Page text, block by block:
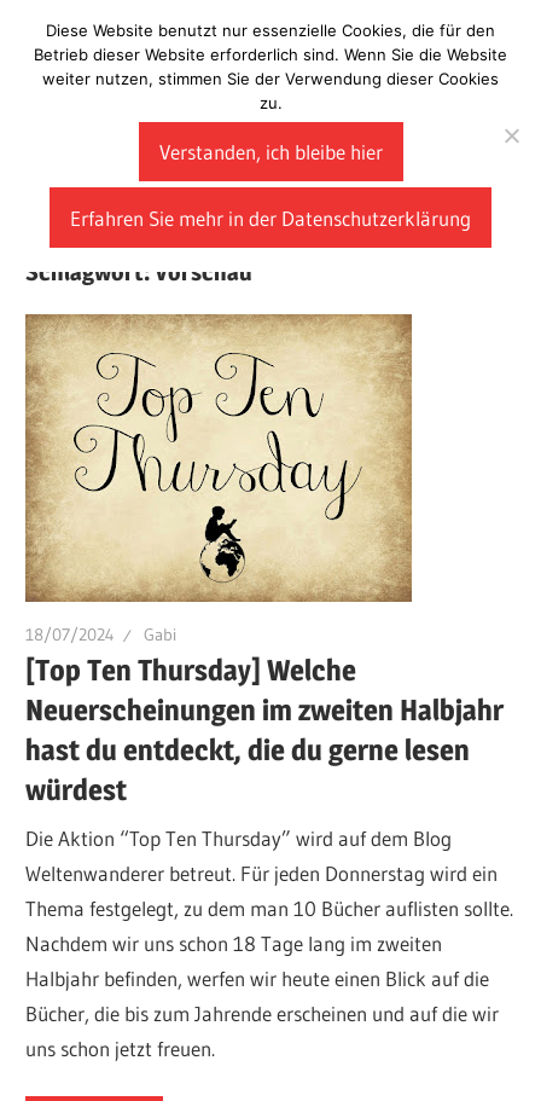
Inhalt
springen
Laberladen
Schlagwort: Vorschau
18/07/2024 Gabi
[Top Ten Thursday] Welche
Neuerscheinungen im zweiten Halbjahr
hast du entdeckt, die du gerne lesen
würdest
Die Aktion “Top Ten Thursday” wird auf dem Blog
Weltenwanderer betreut. Für jeden Donnerstag wird ein
Thema festgelegt, zu dem man 10 Bücher auflisten sollte.
Nachdem wir uns schon 18 Tage lang im zweiten
Halbjahr befinden, werfen wir heute einen Blick auf die
Bücher, die bis zum Jahrende erscheinen und auf die wir
uns schon jetzt freuen.
Diese Website benutzt nur essenzielle Cookies, die für den
Betrieb dieser Website erforderlich sind. Wenn Sie die Website
weiter nutzen, stimmen Sie der Verwendung dieser Cookies
zu.
Verstanden, ich bleibe hier
Erfahren Sie mehr in der Datenschutzerklärung